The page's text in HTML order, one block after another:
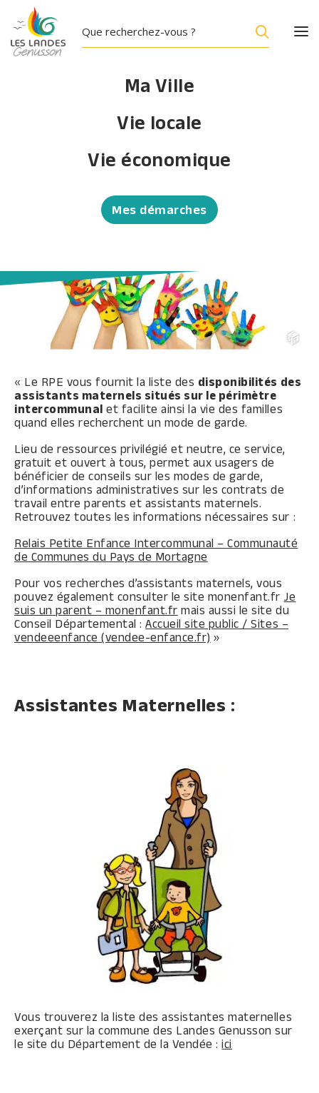
Ma Ville
Vie locale
Vie économique
Mes démarches
Modes de Garde (0 à 3 ans)
à 3 ans)
« Le RPE vous fournit la liste des disponibilités des
assistants maternels situés sur le périmètre
intercommunal et facilite ainsi la vie des familles
quand elles recherchent un mode de garde.
Lieu de ressources privilégié et neutre, ce service,
gratuit et ouvert à tous, permet aux usagers de
bénéficier de conseils sur les modes de garde,
d’informations administratives sur les contrats de
travail entre parents et assistants maternels.
Retrouvez toutes les informations nécessaires sur :
Relais Petite Enfance Intercommunal – Communauté
de Communes du Pays de Mortagne
Pour vos recherches d’assistants maternels, vous
pouvez également consulter le site monenfant.fr Je
suis un parent – monenfant.fr mais aussi le site du
Conseil Départemental :Accueil site public / Sites –
vendeeenfance (vendee-enfance.fr) »
Assistantes Maternelles :
Vous trouverez la liste des assistantes maternelles
exerçant sur la commune des Landes Genusson sur
le site du Département de la Vendée :ici